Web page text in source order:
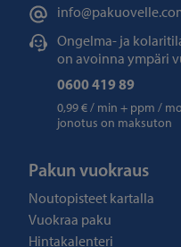
Ongelma- ja
on avoinna ympäri
0600 419 89
0,99 € / min + ppm /
jonotus on maksuton
Pakun vuokraus
Noutopisteet kartalla
Vuokraa paku
Hintakalenteri